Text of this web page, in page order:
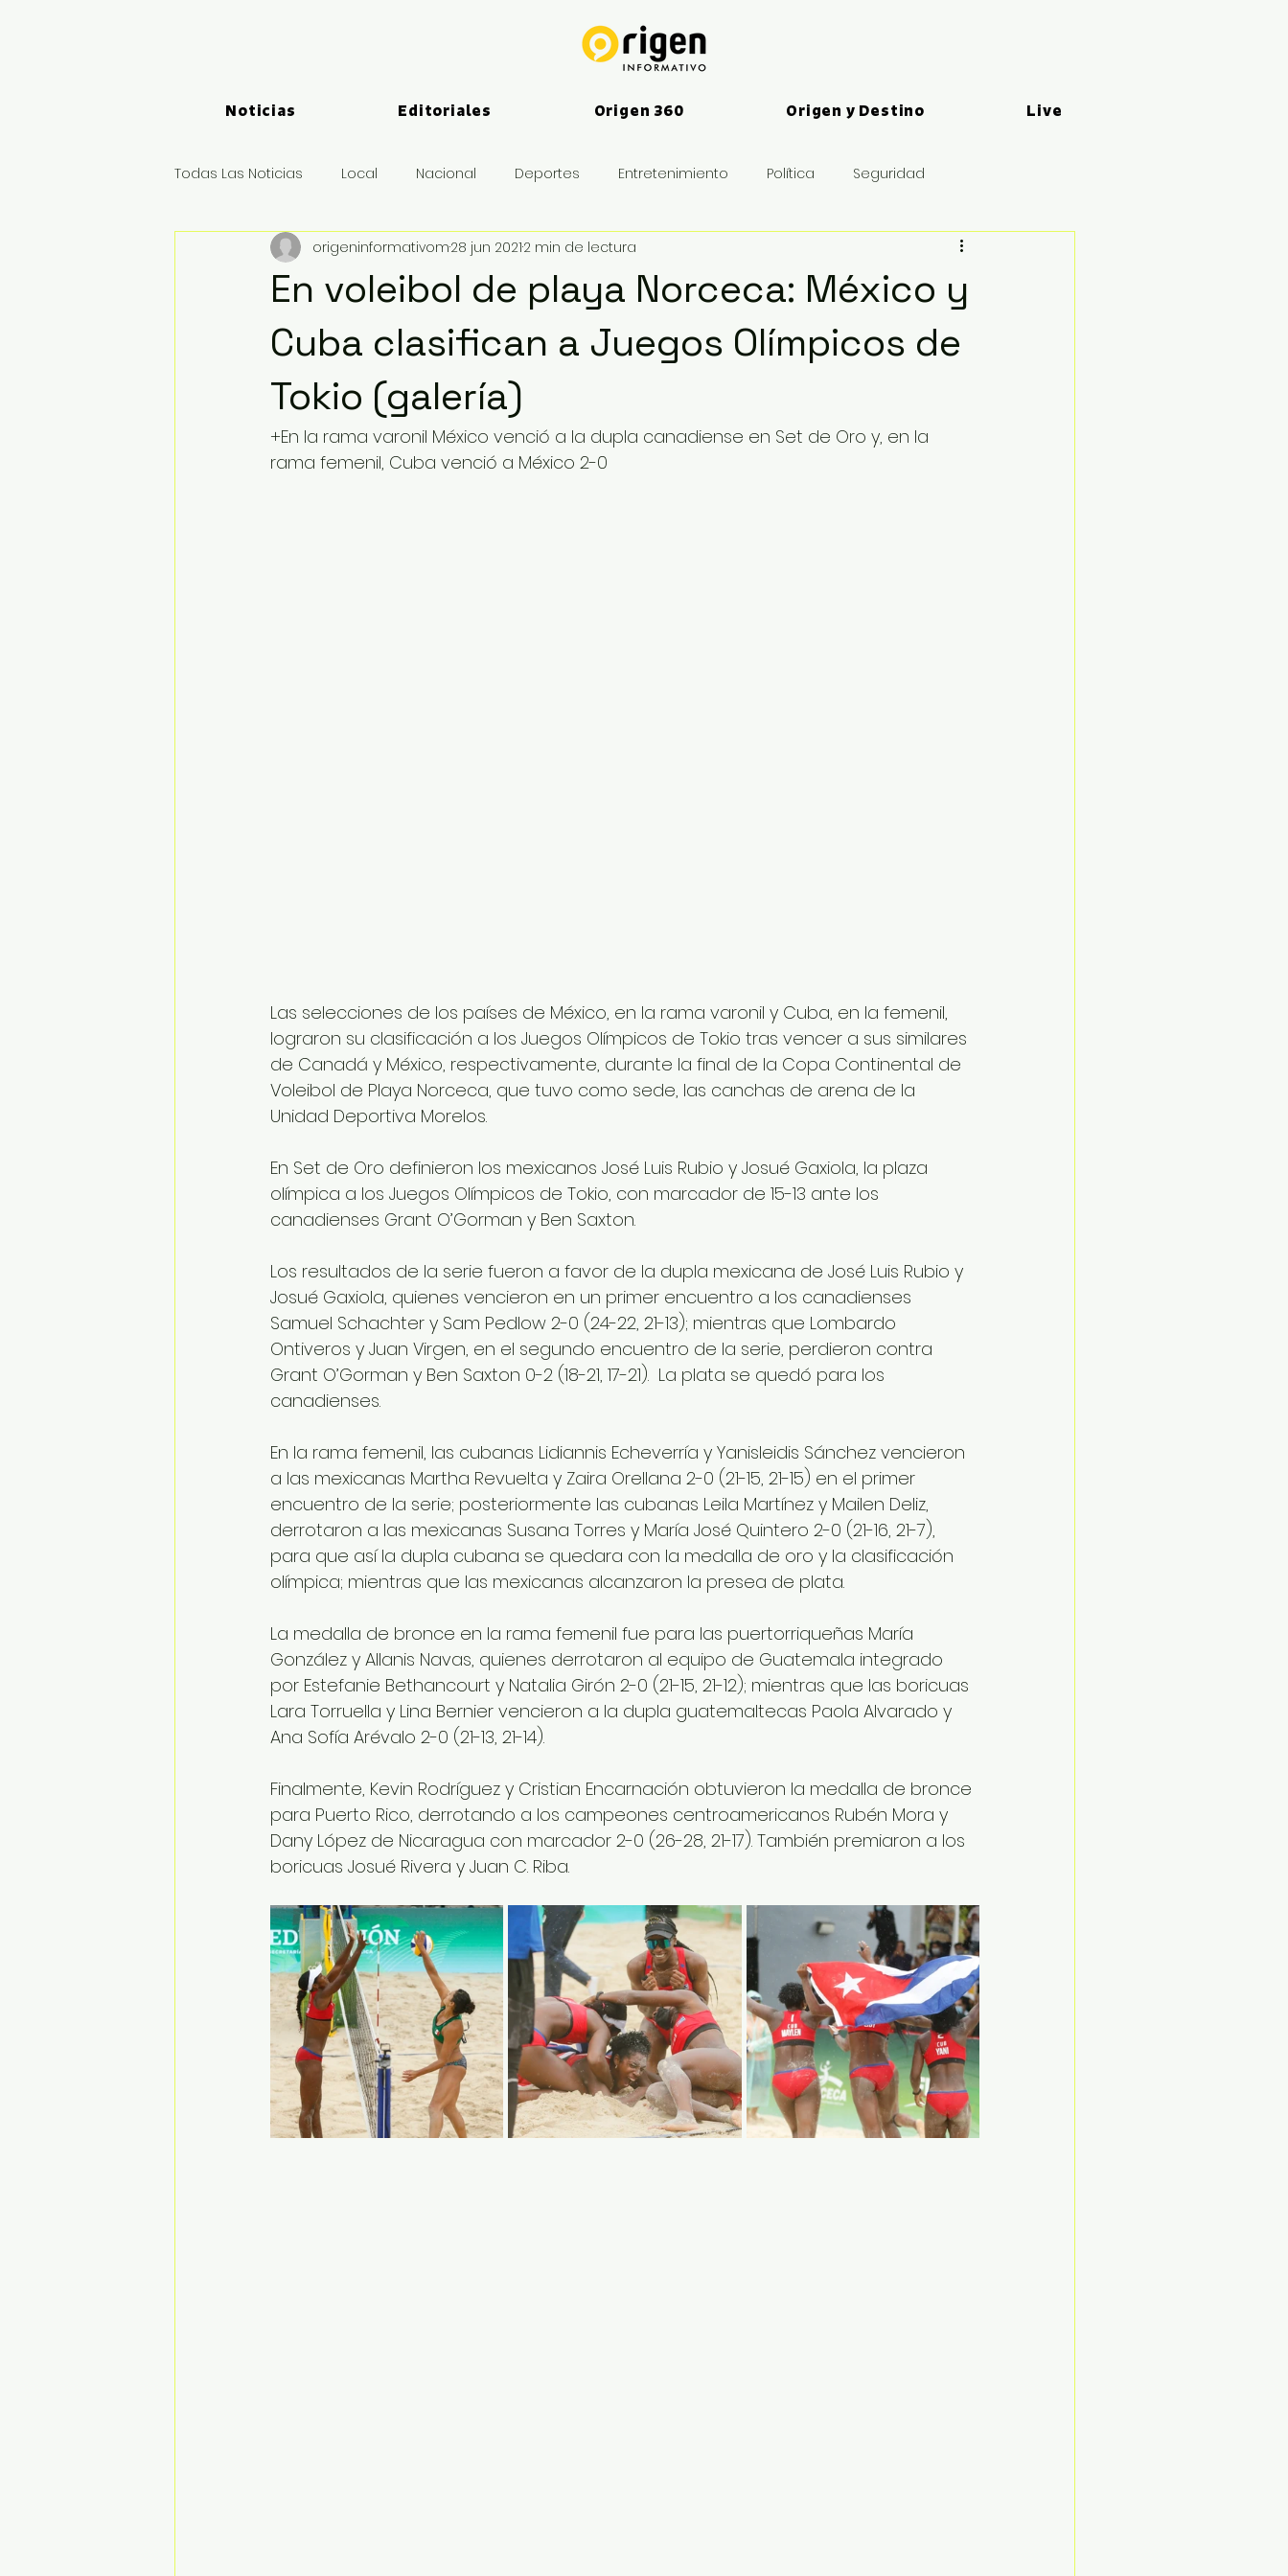
Noticias Editoriales Origen 360 Origen y Destino Live
Todas Las Noticias Local Nacional Deportes Entretenimiento Política Seguridad
Logística y Puertos Deportes
En voleibol de playa Norceca: México y
Cuba clasifican a Juegos Olímpicos de
Tokio (galería)
origeninformativom28 jun 20212 min de lectura
+En la rama varonil México venció a la dupla canadiense en Set de Oro y, en la
rama femenil, Cuba venció a México 2-0
Las selecciones de los países de México, en la rama varonil y Cuba, en la femenil,
lograron su clasificación a los Juegos Olímpicos de Tokio tras vencer a sus similares
de Canadá y México, respectivamente, durante la final de la Copa Continental de
Voleibol de Playa Norceca, que tuvo como sede, las canchas de arena de la
Unidad Deportiva Morelos.
En Set de Oro definieron los mexicanos José Luis Rubio y Josué Gaxiola, la plaza
olímpica a los Juegos Olímpicos de Tokio, con marcador de 15-13 ante los
canadienses Grant O’Gorman y Ben Saxton.
Los resultados de la serie fueron a favor de la dupla mexicana de José Luis Rubio y
Josué Gaxiola, quienes vencieron en un primer encuentro a los canadienses
Samuel Schachter y Sam Pedlow 2-0 (24-22, 21-13); mientras que Lombardo
Ontiveros y Juan Virgen, en el segundo encuentro de la serie, perdieron contra
Grant O’Gorman y Ben Saxton 0-2 (18-21, 17-21).  La plata se quedó para los
canadienses.
En la rama femenil, las cubanas Lidiannis Echeverría y Yanisleidis Sánchez vencieron
a las mexicanas Martha Revuelta y Zaira Orellana 2-0 (21-15, 21-15) en el primer
encuentro de la serie; posteriormente las cubanas Leila Martínez y Mailen Deliz,
derrotaron a las mexicanas Susana Torres y María José Quintero 2-0 (21-16, 21-7),
para que así la dupla cubana se quedara con la medalla de oro y la clasificación
olímpica; mientras que las mexicanas alcanzaron la presea de plata.
La medalla de bronce en la rama femenil fue para las puertorriqueñas María
González y Allanis Navas, quienes derrotaron al equipo de Guatemala integrado
por Estefanie Bethancourt y Natalia Girón 2-0 (21-15, 21-12); mientras que las boricuas
Lara Torruella y Lina Bernier vencieron a la dupla guatemaltecas Paola Alvarado y
Ana Sofía Arévalo 2-0 (21-13, 21-14).
Finalmente, Kevin Rodríguez y Cristian Encarnación obtuvieron la medalla de bronce
para Puerto Rico, derrotando a los campeones centroamericanos Rubén Mora y
Dany López de Nicaragua con marcador 2-0 (26-28, 21-17). También premiaron a los
boricuas Josué Rivera y Juan C. Riba.